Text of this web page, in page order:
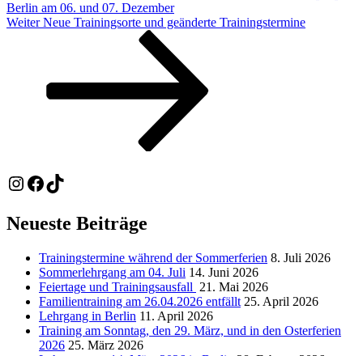
Berlin am 06. und 07. Dezember
Nächster
Weiter Neue Trainingsorte und geänderte Trainingstermine
Instagram
Facebook
TikTok
Neueste Beiträge
Trainingstermine während der Sommerferien 8. Juli 2026
Sommerlehrgang am 04. Juli 14. Juni 2026
Feiertage und Trainingsausfall 21. Mai 2026
Familientraining am 26.04.2026 entfällt 25. April 2026
Lehrgang in Berlin 11. April 2026
Training am Sonntag, den 29. März, und in den Osterferien
2026 25. März 2026